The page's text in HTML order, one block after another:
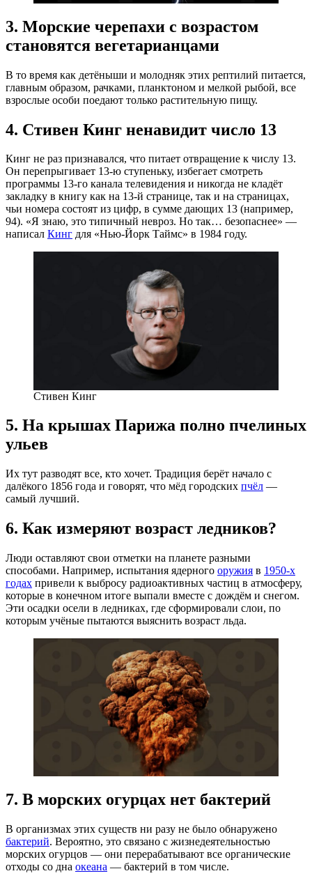
3. Морские черепахи с возрастом
становятся вегетарианцами
В то время как детёныши и молодняк этих рептилий питается,
главным образом, рачками, планктоном и мелкой рыбой, все
взрослые особи поедают только растительную пищу.
4. Стивен Кинг ненавидит число 13
Кинг не раз признавался, что питает отвращение к числу 13.
Он перепрыгивает 13-ю ступеньку, избегает смотреть
программы 13-го канала телевидения и никогда не кладёт
закладку в книгу как на 13-й странице, так и на страницах,
чьи номера состоят из цифр, в сумме дающих 13 (например,
94). «Я знаю, это типичный невроз. Но так… безопаснее» —
написал Кинг для «Нью-Йорк Таймс» в 1984 году.
Стивен Кинг
5. На крышах Парижа полно пчелиных
ульев
Их тут разводят все, кто хочет. Традиция берёт начало с
далёкого 1856 года и говорят, что мёд городских пчёл —
самый лучший.
6. Как измеряют возраст ледников?
Люди оставляют свои отметки на планете разными
способами. Например, испытания ядерного оружия в 1950-х
годах привели к выбросу радиоактивных частиц в атмосферу,
которые в конечном итоге выпали вместе с дождём и снегом.
Эти осадки осели в ледниках, где сформировали слои, по
которым учёные пытаются выяснить возраст льда.
7. В морских огурцах нет бактерий
В организмах этих существ ни разу не было обнаружено
бактерий. Вероятно, это связано с жизнедеятельностью
морских огурцов — они перерабатывают все органические
отходы со дна океана — бактерий в том числе.